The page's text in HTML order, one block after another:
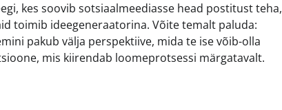
kes soovib sotsiaalmeediasse head postitust teha,
toimib ideegeneraatorina. Võite temalt paluda:
pakub välja perspektiive, mida te ise võib-olla
mis kiirendab loomeprotsessi märgatavalt.